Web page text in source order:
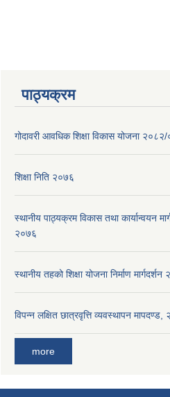
पाठ्यक्रम
गोदावरी आवधिक शिक्षा विकास योजना
शिक्षा निति २०७६
स्थानीय पाठ्यक्रम विकास तथा कार्यान्वयन
२०७६
स्थानीय तहको शिक्षा योजना निर्माण मार्गदर्शन
विपन्न लक्षित छात्रवृत्ति व्यवस्थापन मापदण्ड,
more